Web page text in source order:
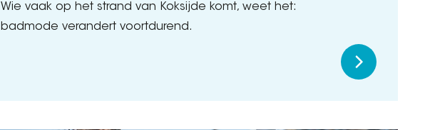
Wie vaak op het strand van Koksijde komt, weet het:
badmode verandert voortdurend.